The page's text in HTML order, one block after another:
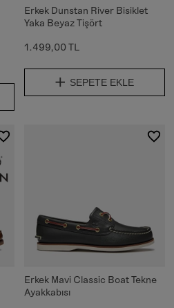
Erkek Dunstan River Bisiklet
Yaka Beyaz Tişört
1.499,00 TL
SEPETE EKLE
Erkek Mavi Classic Boat Tekne
Ayakkabısı